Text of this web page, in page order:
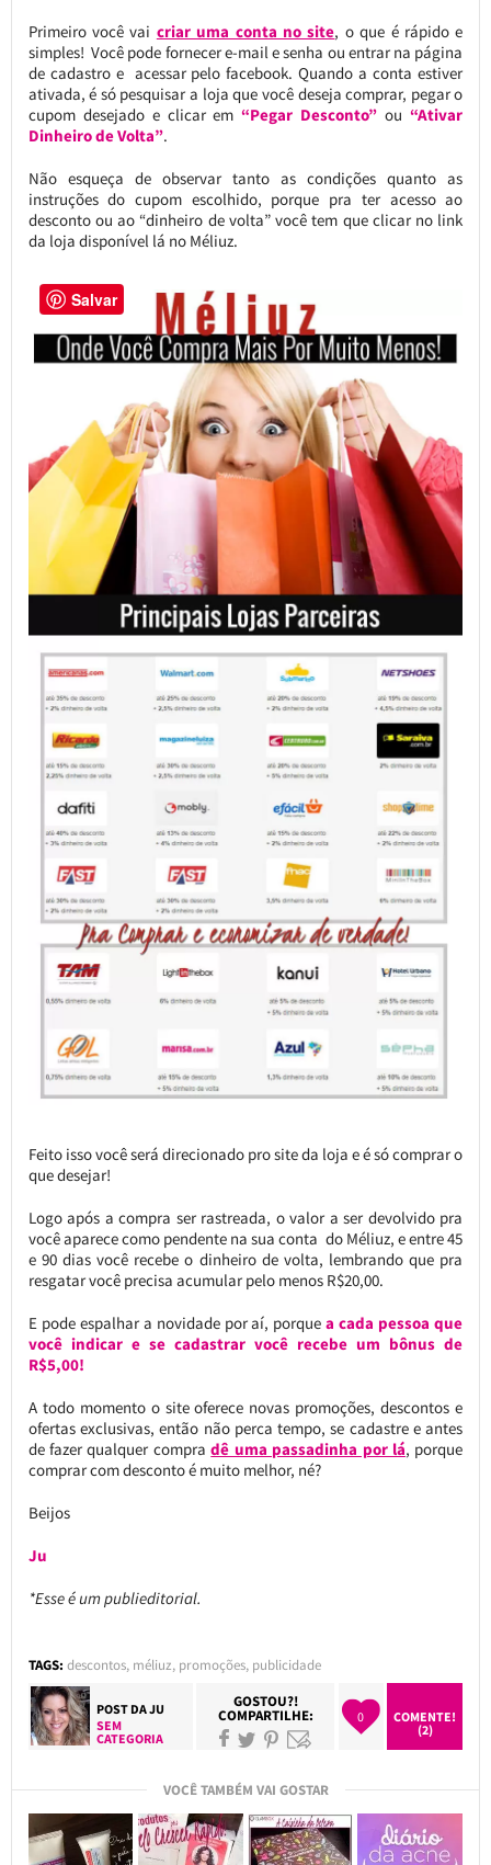
Primeiro você vai criar uma conta no site, o que é rápido e
simples! Você pode fornecer e-mail e senha ou entrar na página
de cadastro e acessar pelo facebook. Quando a conta estiver
ativada, é só pesquisar a loja que você deseja comprar, pegar o
cupom desejado e clicar em“Pegar Desconto” ou“Ativar
Dinheiro de Volta”.
Não esqueça de observar tanto as condições quanto as
instruções do cupom escolhido, porque pra ter acesso ao
desconto ou ao “dinheiro de volta” você tem que clicar no link
da loja disponível lá no Méliuz.
Feito isso você será direcionado pro site da loja e é só comprar o
que desejar!
Logo após a compra ser rastreada, o valor a ser devolvido pra
você aparece como pendente na sua conta do Méliuz, e entre 45
e 90 dias você recebe o dinheiro de volta, lembrando que pra
resgatar você precisa acumular pelo menos R$20,00.
E pode espalhar a novidade por aí, porquea cada pessoa que
você indicar e se cadastrar você recebe um bônus de
R$5,00!
A todo momento o site oferece novas promoções, descontos e
ofertas exclusivas, então não perca tempo, se cadastre e antes
de fazer qualquer compradê uma passadinha por lá, porque
comprar com desconto é muito melhor, né?
Beijos
Ju
*Esse é um publieditorial.
TAGS: descontos, méliuz, promoções, publicidade
POST DAJU
SEM
CATEGORIA
GOSTOU?!
COMPARTILHE: 0
COMENTE!
(2)
VOCÊ TAMBÉM VAI GOSTAR
Salvar